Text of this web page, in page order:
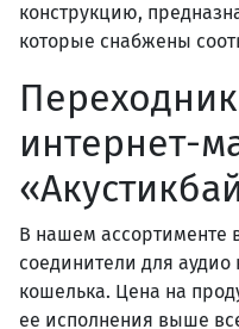
конструкцию,
которые снабжены
интернет-
В нашем ассортименте
соединители для
кошелька. Цена на
ее исполнения выше